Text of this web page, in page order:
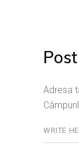
Adresa